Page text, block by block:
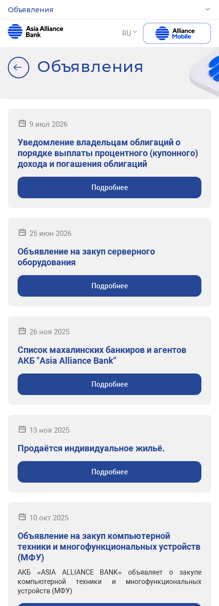
Объявления
RU
Объявления
9 июл 2026
Уведомление владельцам облигаций о
порядке выплаты процентного (купонного)
дохода и погашения облигаций
Подробнее
25 июн 2026
Объявление на закуп серверного
оборудования
Подробнее
26 ноя 2025
Список махалинских банкиров и агентов
АКБ "Asia Alliance Bank"
Подробнее
13 ноя 2025
Продаётся индивидуальное жильё.
Подробнее
10 окт 2025
Объявление на закуп компьютерной
техники и многофункциональных устройств
(МФУ)
АКБ «ASIA ALLIANCE BANK» объявляет о закупе
компьютерной техники и многофункциональных
устройств (МФУ)